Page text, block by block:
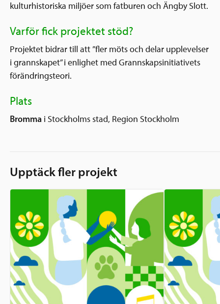
kulturhistoriska miljöer som fatburen och Ängby Slott.
Varför fick projektet stöd?
Projektet bidrar till att ”fler möts och delar upplevelser
i grannskapet” i enlighet med Grannskapsinitiativets
förändringsteori.
Plats
Bromma i Stockholms stad, Region Stockholm
Upptäck fler projekt